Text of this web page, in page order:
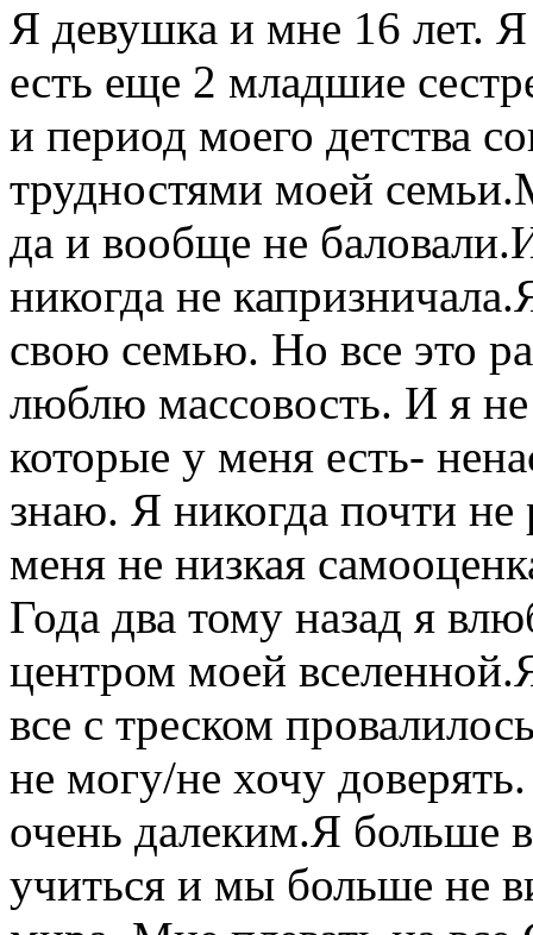
Я девушка и мне 16 лет.
есть еще 2 младшие
и период моего детства
трудностями моей
да и вообще не
никогда не
свою семью. Но все это
люблю массовость. И я
которые у меня есть-
знаю. Я никогда почти
меня не низкая
Года два тому назад я
центром моей
все с треском
не могу/не хочу
очень далеким.Я больше
учиться и мы больше не